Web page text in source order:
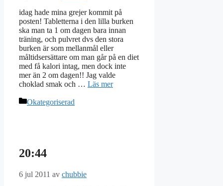
idag hade mina grejer kommit på
posten! Tabletterna i den lilla burken
ska man ta 1 om dagen bara innan
träning, och pulvret dvs den stora
burken är som mellanmål eller
måltidsersättare om man går på en diet
med få kalori intag, men dock inte
mer än 2 om dagen!! Jag valde
choklad smak och … Läs mer
Kategorier
Okategoriserad
20:44
6 jul 2011 av chubbie